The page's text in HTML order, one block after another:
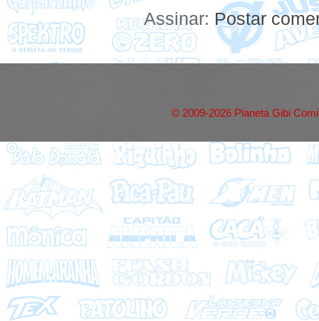
Assinar: Postar
© 2009-2026 Planeta Gibi